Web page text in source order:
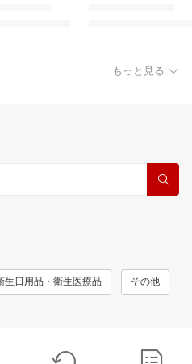
もっと見る
生日用品・衛生医療品 その他